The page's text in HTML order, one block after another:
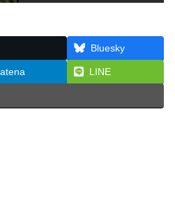
Bluesky
LINE